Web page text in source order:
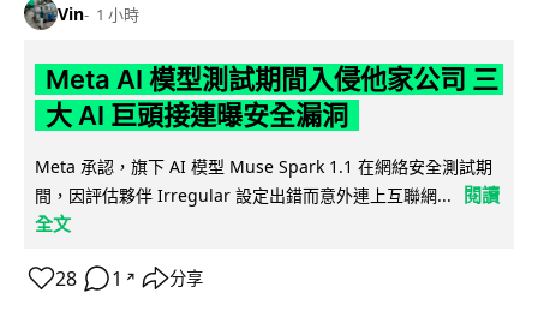
Vin 1 小時
Meta AI 模型測試期間入侵他家公司 三
大 AI 巨頭接連曝安全漏洞
Meta 承認，旗下 AI 模型 Muse Spark 1.1 在網絡安全測試期
間，因評估夥伴 Irregular 設定出錯而意外連上互聯網...
閱讀
全文
28 1 ↗ 分享